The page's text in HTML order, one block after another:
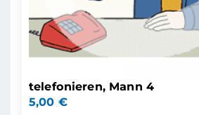
telefonieren, Mann 4
5,00 €